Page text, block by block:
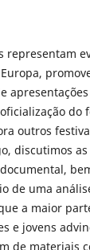
representam
do
outros
discutimos
de uma
a maior
e jovens
de materiais